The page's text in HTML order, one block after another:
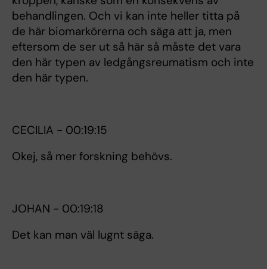
behandlingen. Och vi kan inte heller titta på
de här biomarkörerna och säga att ja, men
eftersom de ser ut så här så måste det vara
den här typen av ledgångsreumatism och inte
den här typen.
CECILIA - 00:19:15
Okej, så mer forskning behövs.
JOHAN - 00:19:18
Det kan man väl lugnt säga.